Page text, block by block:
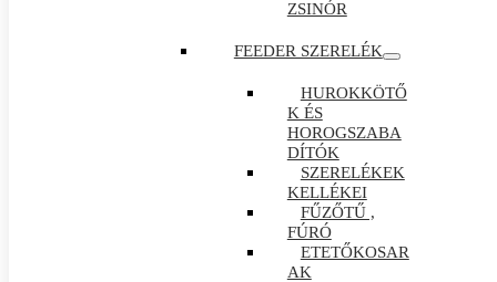
ZSINÓR
FEEDER SZERELÉK
HUROKKÖTŐ
K ÉS
HOROGSZABA
DÍTÓK
SZERELÉKEK
KELLÉKEI
FŰZŐTŰ ,
FÚRÓ
ETETŐKOSAR
AK